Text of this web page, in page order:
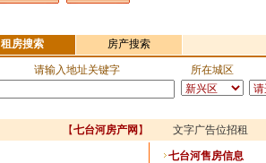
租房搜索 房产搜索
请输入地址关键字 所在城区
【七台河房产网 】 文字广告位招租
七台河售房信息